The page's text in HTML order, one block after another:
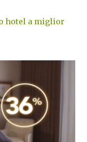
hotel a miglior